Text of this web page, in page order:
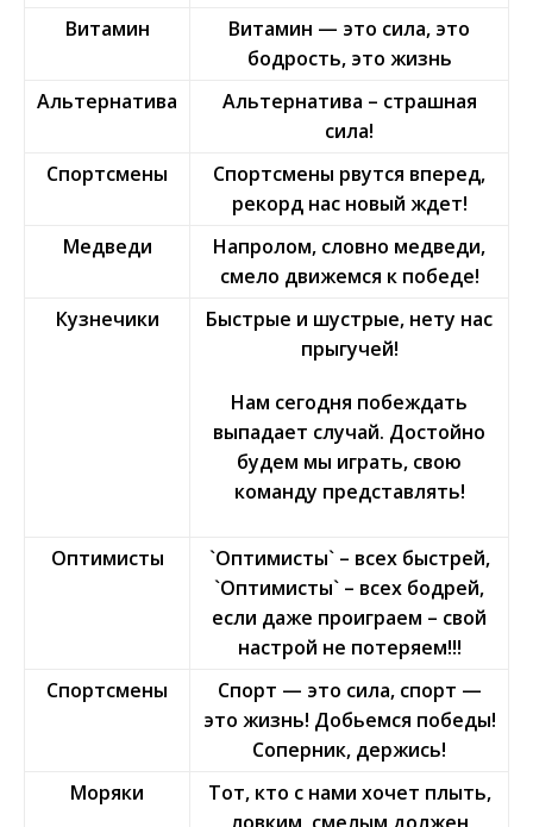
Витамин
Витамин — это сила, это
бодрость, это жизнь
Альтернатива
Альтернатива – страшная
сила!
Спортсмены
Спортсмены рвутся вперед,
рекорд нас новый ждет!
Медведи
Напролом, словно медведи,
смело движемся к победе!
Кузнечики
Быстрые и шустрые, нету нас
прыгучей!
Нам сегодня побеждать
выпадает случай. Достойно
будем мы играть, свою
команду представлять!
Оптимисты
`Оптимисты` – всех быстрей,
`Оптимисты` – всех бодрей,
если даже проиграем – свой
настрой не потеряем!!!
Спортсмены
Спорт — это сила, спорт —
это жизнь! Добьемся победы!
Соперник, держись!
Моряки
Тот, кто с нами хочет плыть,